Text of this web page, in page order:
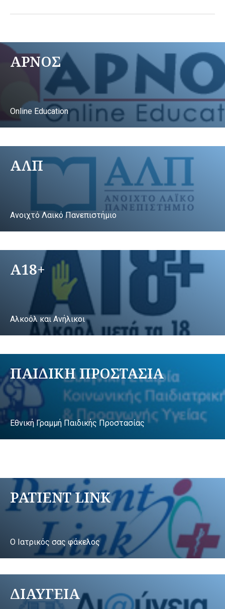
ΑΡΝΟΣ
Online Education
ΑΛΠ
Ανοιχτό Λαικό Πανεπιστήμιο
A18+
Αλκοόλ και Ανήλικοι
ΠΑΙΔΙΚΗ ΠΡΟΣΤΑΣΙΑ
Εθνική Γραμμή Παιδικής Προστασίας
PATIENT LINK
Ο Ιατρικός σας φάκελος
ΔΙΑΥΓΕΙΑ